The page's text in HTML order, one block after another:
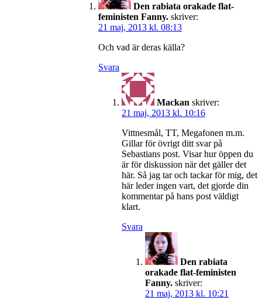
Den rabiata orakade flat-
feministen Fanny. skriver:
21 maj, 2013 kl. 08:13
Och vad är deras källa?
Svara
Mackan skriver:
21 maj, 2013 kl. 10:16
Vittnesmål, TT, Megafonen m.m.
Gillar för övrigt ditt svar på
Sebastians post. Visar hur öppen du
är för diskussion när det gäller det
här. Så jag tar och tackar för mig, det
här leder ingen vart, det gjorde din
kommentar på hans post väldigt
klart.
Svara
Den rabiata
orakade flat-feministen
Fanny. skriver:
21 maj, 2013 kl. 10:21